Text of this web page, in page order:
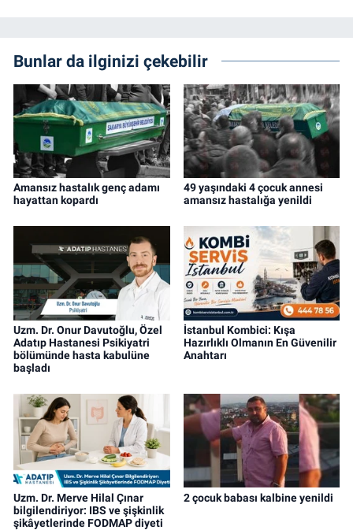
Bunlar da ilginizi çekebilir
Amansız hastalık genç adamı
hayattan kopardı
49 yaşındaki 4 çocuk annesi
amansız hastalığa yenildi
Uzm. Dr. Onur Davutoğlu, Özel
Adatıp Hastanesi Psikiyatri
bölümünde hasta kabulüne
başladı
İstanbul Kombici: Kışa
Hazırlıklı Olmanın En Güvenilir
Anahtarı
Uzm. Dr. Merve Hilal Çınar
bilgilendiriyor: IBS ve şişkinlik
şikâyetlerinde FODMAP diyeti
2 çocuk babası kalbine yenildi